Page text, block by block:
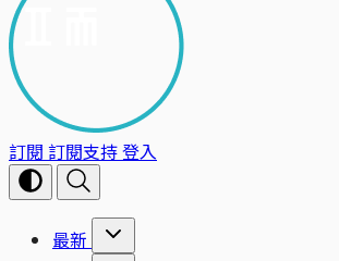
訂閱 訂閱支持登入
最新